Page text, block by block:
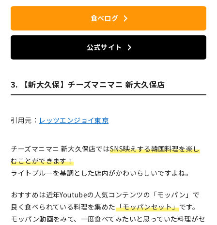
食べログ
公式サイト
3. 【新大久保】チーズマニマニ 新大久保店
引用元： レッツエンジョイ東京
チーズマニマニ 新大久保店ではSNS映えする韓国料理を楽し
むことができます！
ライトブルーを基調とした店内がかわいらしいですよね。
おすすめは近年Youtubeの人気コンテンツの「モッパン」で
良く食べられている料理を集めた「モッパンセット」です。
モッパン動画をみて、一度食べてみたいと思っていた料理がセ